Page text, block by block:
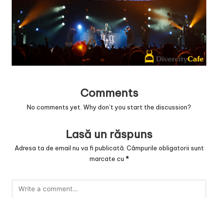
n
o
v
a
e
Comments
No comments yet. Why don’t you start the discussion?
Lasă un răspuns
Adresa ta de email nu va fi publicată. Câmpurile obligatorii sunt
marcate cu *